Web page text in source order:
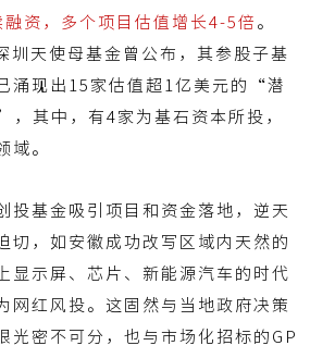
融资，多个项目估值增长4-5倍 。
圳天使母基金曾公布，其参股子基
涌现出15家估值超1亿美元的“潜
，其中，有4家为基石资本所投，
域。
投基金吸引项目和资金落地，逆天
切，如安徽成功改写区域内天然的
显示屏、芯片、新能源汽车的时代
网红风投。这固然与当地政府决策
光密不可分，也与市场化招标的GP